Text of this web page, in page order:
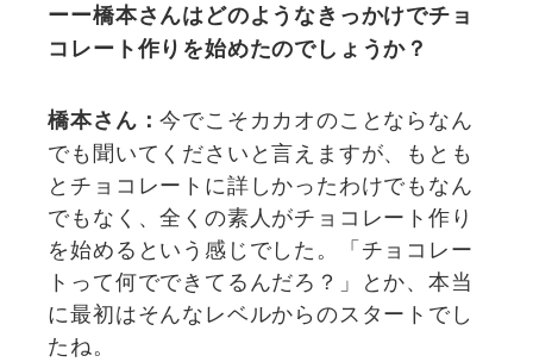
ーー橋本さんはどのようなきっかけでチョ
コレート作りを始めたのでしょうか？
橋本さん：今でこそカカオのことならなん
でも聞いてくださいと言えますが、もとも
とチョコレートに詳しかったわけでもなん
でもなく、全くの素人がチョコレート作り
を始めるという感じでした。「チョコレー
トって何でできてるんだろ？」とか、本当
に最初はそんなレベルからのスタートでし
たね。